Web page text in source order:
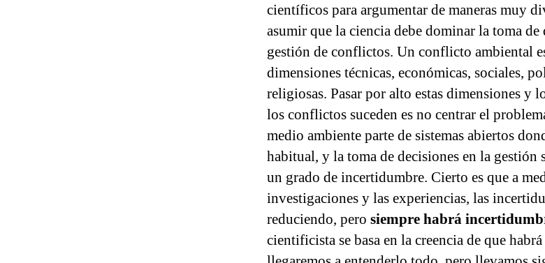
científicos para argumentar de maneras muy
asumir que la ciencia debe dominar la toma de
gestión de conflictos. Un conflicto ambiental
dimensiones técnicas, económicas, sociales,
religiosas. Pasar por alto estas dimensiones y
los conflictos suceden es no centrar el
medio ambiente parte de sistemas abiertos
habitual, y la toma de decisiones en la gestión
un grado de incertidumbre. Cierto es que a
investigaciones y las experiencias, las
reduciendo, pero siempre habrá
cientificista se basa en la creencia de que